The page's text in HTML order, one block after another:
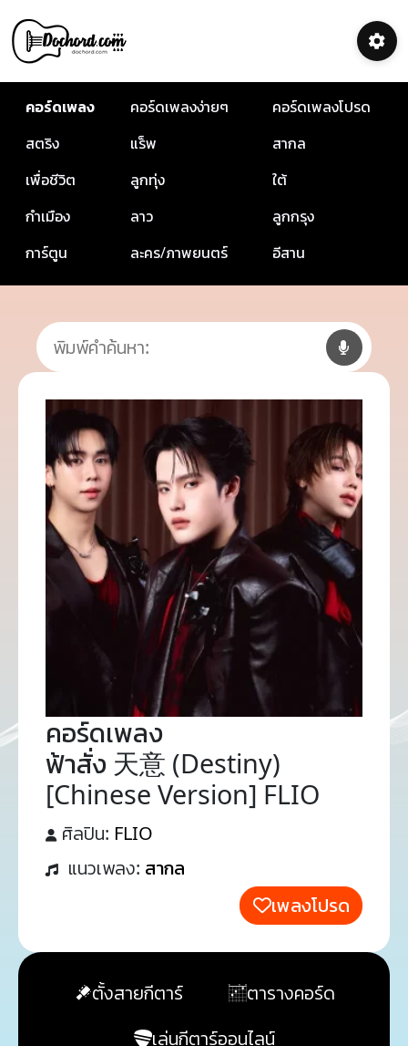
คอร์ดเพลง คอร์ดเพลงง่ายๆ
คอร์ดเพลงโปรด
สตริง
แร็พ
สากล
เพื่อชีวิต
ลูกทุ่ง
ใต้
กำเมือง
ลาว
ลูกกรุง
การ์ตูน
ละคร/ภาพยนตร์ อีสาน
คอร์ดเพลง
ฟ้าสั่ง 天意 (Destiny)
[Chinese Version] FLIO
ศิลปิน: FLIO
แนวเพลง: สากล
เพลงโปรด
ตั้งสายกีตาร์
ตารางคอร์ด
เล่นกีตาร์ออนไลน์